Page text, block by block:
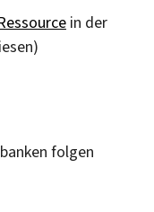
in der
folgen